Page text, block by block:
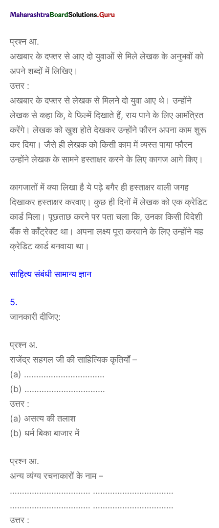
प्रश्न आ.
अखबार के दफ्तर से आए दो युवाओं से मिले लेखक के अनुभवों को
अपने शब्दों में लिखिए।
उत्तर :
अखबार के दफ्तर से लेखक से मिलने दो युवा आए थे। उन्होंने
लेखक से कहा कि, वे फिल्में दिखाते हैं, राय पाने के लिए आमंत्रित
करेंगे। लेखक को खुश होते देखकर उन्होंने फौरन अपना काम शुरू
कर दिया। जैसे ही लेखक को किसी काम में व्यस्त पाया फौरन
उन्होंने लेखक के सामने हस्ताक्षर करने के लिए कागज आगे किए।
कागजातों में क्या लिखा है ये पढ़े बगैर ही हस्ताक्षर वाली जगह
दिखाकर हस्ताक्षर करवाए। कुछ ही दिनों में लेखक को एक क्रेडिट
कार्ड मिला। पूछताछ करने पर पता चला कि, उनका किसी विदेशी
बँक से काँट्रेक्ट था। अपना लक्ष्य पूरा करवाने के लिए उन्होंने यह
क्रेडिट कार्ड बनवाया था।
साहित्य संबंधी सामान्य ज्ञान
5.
जानकारी दीजिए:
प्रश्न अ.
राजेंद्र सहगल जी की साहित्यिक कृतियाँ –
(a) ……………………………
(b) ……………………………
उत्तर :
(a) असत्य की तलाश
(b) धर्म बिका बाजार में
प्रश्न आ.
अन्य व्यंग्य रचनाकारों के नाम –
…………………………… ……………………………
…………………………… ……………………………
उत्तर :